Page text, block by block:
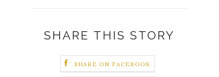
SHARE THIS STORY
SHARE ON FACEBOOK